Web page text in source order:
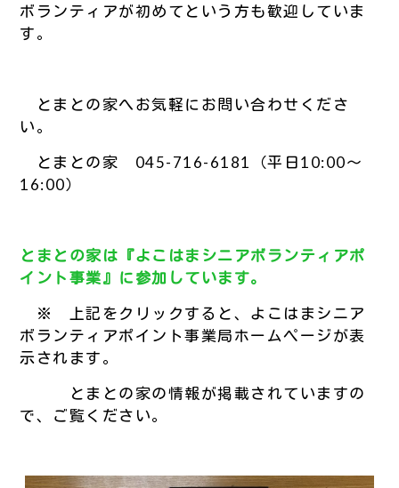
ボランティアが初めてという方も歓迎していま
す。
とまとの家へお気軽にお問い合わせくださ
い。
とまとの家 045-716-6181（平日10:00～
16:00）
とまとの家は『よこはまシニアボランティアポ
イント事業』に参加しています。
※ 上記をクリックすると、よこはまシニア
ボランティアポイント事業局ホームページが表
示されます。
とまとの家の情報が掲載されていますの
で、ご覧ください。